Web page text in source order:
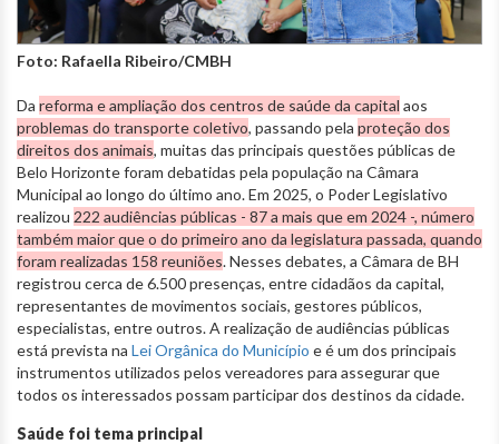
Foto: Rafaella Ribeiro/CMBH
Da reforma e ampliação dos centros de saúde da capital aos
problemas do transporte coletivo, passando pela proteção dos
direitos dos animais, muitas das principais questões públicas de
Belo Horizonte foram debatidas pela população na Câmara
Municipal ao longo do último ano. Em 2025, o Poder Legislativo
realizou 222 audiências públicas - 87 a mais que em 2024 -, número
também maior que o do primeiro ano da legislatura passada, quando
foram realizadas 158 reuniões. Nesses debates, a Câmara de BH
registrou cerca de 6.500 presenças, entre cidadãos da capital,
representantes de movimentos sociais, gestores públicos,
especialistas, entre outros. A realização de audiências públicas
está prevista na Lei Orgânica do Município e é um dos principais
instrumentos utilizados pelos vereadores para assegurar que
todos os interessados possam participar dos destinos da cidade.
Saúde foi tema principal